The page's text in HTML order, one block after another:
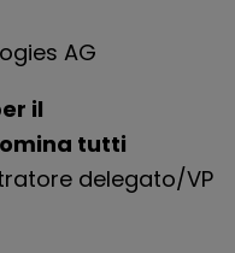
AG
il
tutti
delegato/VP